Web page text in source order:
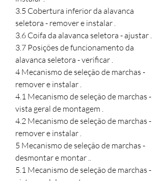
3.5 Cobertura inferior da alavanca
seletora - remover e instalar .
3.6 Coifa da alavanca seletora - ajustar .
3.7 Posições de funcionamento da
alavanca seletora - verificar .
4 Mecanismo de seleção de marchas -
remover e instalar .
4.1 Mecanismo de seleção de marchas -
vista geral de montagem .
4.2 Mecanismo de seleção de marchas -
remover e instalar .
5 Mecanismo de seleção de marchas -
desmontar e montar ..
5.1 Mecanismo de seleção de marchas -